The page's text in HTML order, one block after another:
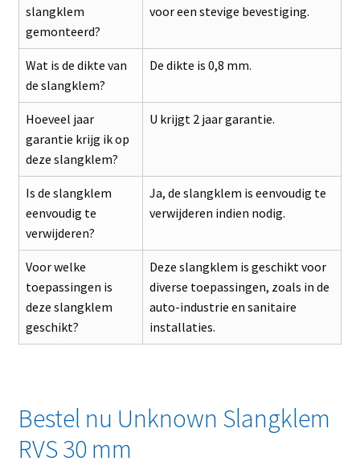
slangklem
gemonteerd?
voor een stevige bevestiging.
Wat is de dikte van
de slangklem?
De dikte is 0,8 mm.
Hoeveel jaar
garantie krijg ik op
deze slangklem?
U krijgt 2 jaar garantie.
Is de slangklem
eenvoudig te
verwijderen?
Ja, de slangklem is eenvoudig te
verwijderen indien nodig.
Voor welke
toepassingen is
deze slangklem
geschikt?
Deze slangklem is geschikt voor
diverse toepassingen, zoals in de
auto-industrie en sanitaire
installaties.
Bestel nu Unknown Slangklem
RVS 30 mm